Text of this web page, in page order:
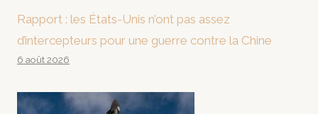
Rapport : les États-Unis n’ont pas assez
d’intercepteurs pour une guerre contre la Chine
6 août 2026